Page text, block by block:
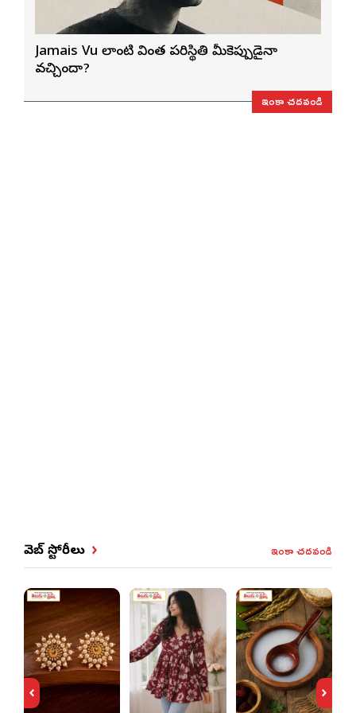
Jamais Vu లాంటి వింత పరిస్థితి మీకెప్పుడైనా
వచ్చిందా?
ఇంకా చదవండి
వెబ్ స్టోరీలు ఇంకా చదవండి